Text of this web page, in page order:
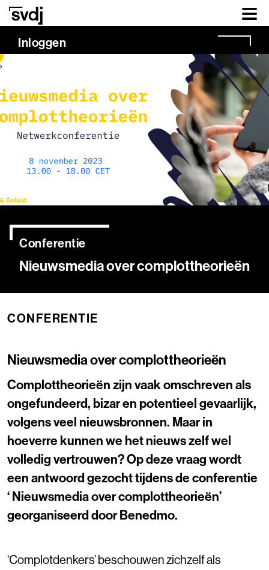
Naar hoofdinhoud
Inloggen
Conferentie
Nieuwsmedia over complottheorieën
Nieuwsmedia over complottheorieën
CONFERENTIE
Complottheorieën zijn vaak omschreven als
ongefundeerd, bizar en potentieel gevaarlijk,
volgens veel nieuwsbronnen. Maar in
hoeverre kunnen we het nieuws zelf wel
volledig vertrouwen? Op deze vraag wordt
een antwoord gezocht tijdens de conferentie
‘ Nieuwsmedia over complottheorieën’
georganiseerd door Benedmo.
‘Complotdenkers’ beschouwen zichzelf als